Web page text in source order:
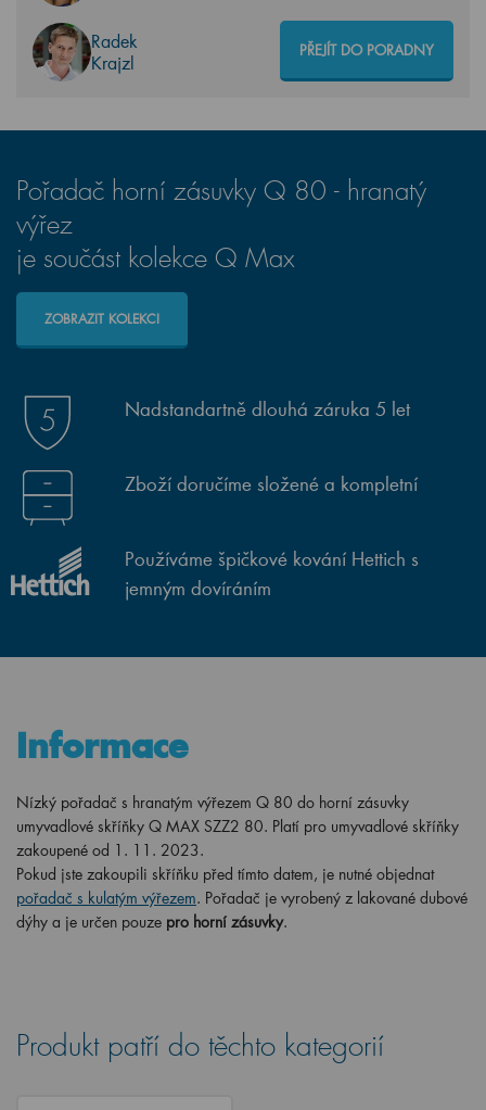
Radek
Krajzl
PŘEJÍT DO PORADNY
Pořadač horní zásuvky Q 80 - hranatý
výřez
je součást kolekce Q Max
ZOBRAZIT KOLEKCI
Nadstandartně dlouhá záruka 5 let
Zboží doručíme složené a kompletní
Používáme špičkové kování Hettich s
jemným dovíráním
Informace
Nízký pořadač s hranatým výřezem Q 80 do horní zásuvky
umyvadlové skříňky Q MAX SZZ2 80. Platí pro umyvadlové skříňky
zakoupené od 1. 11. 2023.
Pokud jste zakoupili skříňku před tímto datem, je nutné objednat
pořadač s kulatým výřezem. Pořadač je vyrobený z lakované dubové
dýhy a je určen pouze pro horní zásuvky.
Produkt patří do těchto kategorií